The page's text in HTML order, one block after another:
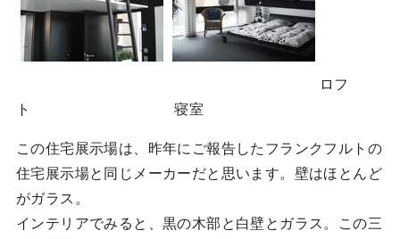
ロフ
ト 寝室
この住宅展示場は、昨年にご報告したフランクフルトの
住宅展示場と同じメーカーだと思います。壁はほとんど
がガラス。
インテリアでみると、黒の木部と白壁とガラス。この三